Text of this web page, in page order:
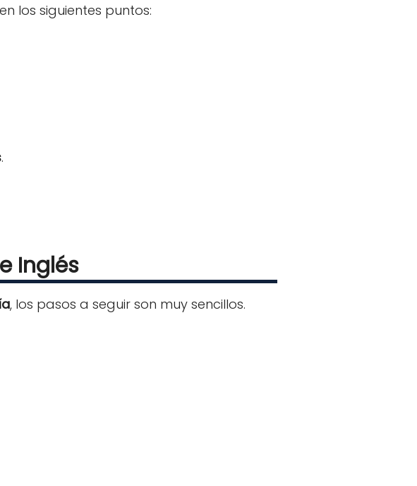
los siguientes puntos:
.
Inglés
, los pasos a seguir son muy sencillos.